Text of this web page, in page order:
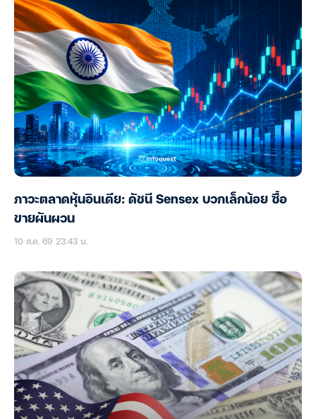
ภาวะตลาดหุ้นอินเดีย: ดัชนี Sensex บวกเล็กน้อย ซื้อ
ขายผันผวน
10 ส.ค. 69 23:43 น.